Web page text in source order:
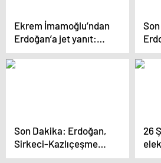
Ekrem İmamoğlu’ndan
Erdoğan’a jet yanıt:
‘Beni engellediğini
itiraf etti…’
Son Dakika: Erdoğan,
Sirkeci-Kazlıçeşme
hattı açılışında
26